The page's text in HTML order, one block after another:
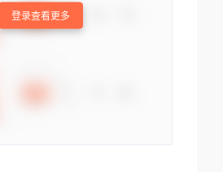
登录查看更多